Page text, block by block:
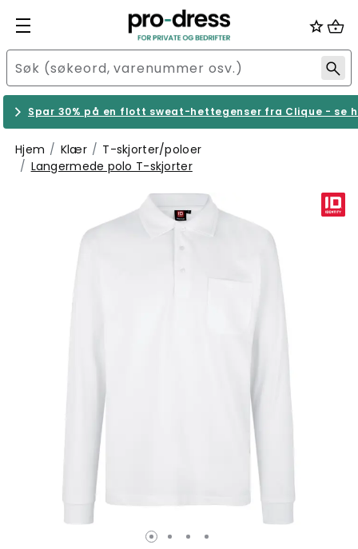
Spar 30% på en flott sweat-hettegenser fra Clique - se
Hjem Klær
T-skjorter/poloer
Langermede polo T-skjorter